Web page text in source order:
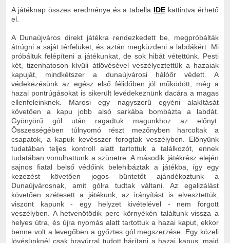
A játéknap összes eredménye és a tabella IDE kattintva érhető
el.
A Dunaújváros direkt játékra rendezkedett be, megpróbálták
átrúgni a saját térfelüket, és aztán megküzdeni a labdákért. Mi
próbáltuk felépíteni a játékunkat, de sok hibát vétettünk. Pesti
két, tizenhatoson kívüli átlövésével veszélyeztettük a hazaiak
kapuját, mindkétszer a dunaújvárosi hálóőr védett. A
védekezésünk az egész első félidőben jól működött, még a
hazai pontrúgásokat is sikerült levédekeznünk dacára a magas
ellenfeleinknek. Marosi egy nagyszerű egyéni alakítását
követően a kapu jobb alsó sarkába bombázta a labdát.
Gyönyörű gól után ragadtuk magunkhoz az előnyt.
Összességében túlnyomó részt mezőnyben harcoltak a
csapatok, a kapuk kevésszer forogtak veszélyben. Előnyünk
tudatában teljes kontroll alatt tartottuk a találkozót, ennek
tudatában vonulhattunk a szünetre. A második játékrész elején
sajnos fiatal belső védőink belehibáztak a játékba, így egy
kezezést követően jogos büntetőt ajándékoztunk a
Dunaújvárosnak, amit gólra tudtak váltani. Az egalizálást
követően szétesett a játékunk, az irányítást is elvesztettük,
viszont kapunk - egy helyzet kivételével - nem forgott
veszélyben. A hetvenötödik perc környékén találtunk vissza a
helyes útra, és újra nyomás alatt tartottuk a hazai kaput, ekkor
benne volt a levegőben a győztes gól megszerzése. Egy közeli
lövésünknél csak bravúrral tudott hárítani a hazai kapus, majd